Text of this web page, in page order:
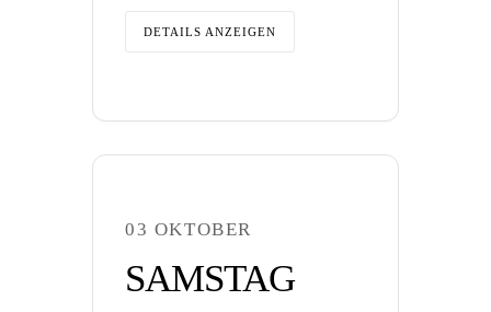
DETAILS ANZEIGEN
03 OKTOBER
SAMSTAG